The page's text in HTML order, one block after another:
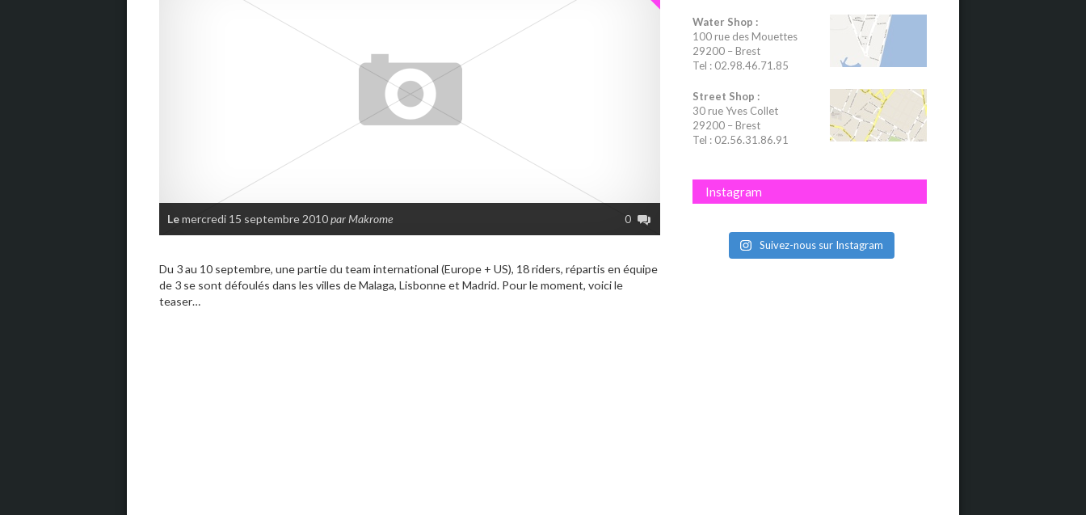
Lemercredi 15 septembre 2010par Makrome 0
Du 3 au 10 septembre, une partie du team international (Europe + US), 18 riders, répartis en équipe
de 3 se sont défoulés dans les villes de Malaga, Lisbonne et Madrid. Pour le moment, voici le
teaser…
Water Shop :
100 rue des Mouettes
29200 – Brest
Tel : 02.98.46.71.85
Street Shop :
30 rue Yves Collet
29200 – Brest
Tel : 02.56.31.86.91
Instagram
Suivez-nous sur Instagram